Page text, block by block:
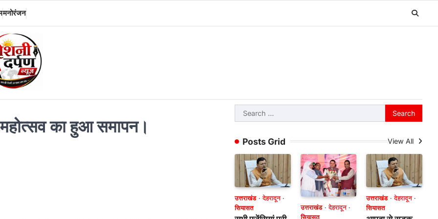
मनोरंजन
का हुआ समापन।
Search
for:
Posts Grid View All
उत्तराखंड
देहरादून
सियासत
उत्तराखंड
देहरादून
सियासत
उत्तराखंड
देहरादून
सियासत